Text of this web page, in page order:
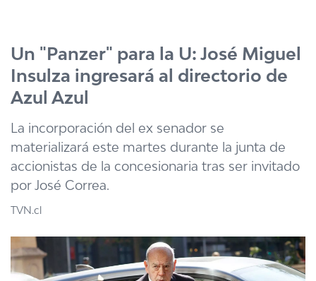
Un "Panzer" para la U: José Miguel
Insulza ingresará al directorio de
Azul Azul
La incorporación del ex senador se
materializará este martes durante la junta de
accionistas de la concesionaria tras ser invitado
por José Correa.
TVN.cl